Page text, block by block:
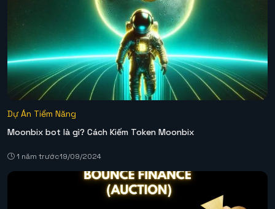
Dự Án Tiềm Năng
Moonbix bot là gì? Cách Kiếm Token Moonbix
1 năm trước19/09/2024